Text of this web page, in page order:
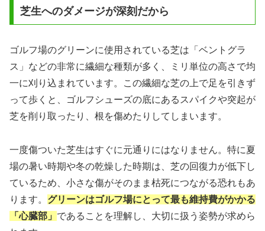
芝生へのダメージが深刻だから
ゴルフ場のグリーンに使用されている芝は「ベントグラ
ス」などの非常に繊細な種類が多く、ミリ単位の高さで均
一に刈り込まれています。この繊細な芝の上で足を引きず
って歩くと、ゴルフシューズの底にあるスパイクや突起が
芝を削り取ったり、根を傷めたりしてしまいます。
一度傷ついた芝生はすぐに元通りにはなりません。特に夏
場の暑い時期や冬の乾燥した時期は、芝の回復力が低下し
ているため、小さな傷がそのまま枯死につながる恐れもあ
ります。 グリーンはゴルフ場にとって最も維持費がかかる
「心臓部」 であることを理解し、大切に扱う姿勢が求めら